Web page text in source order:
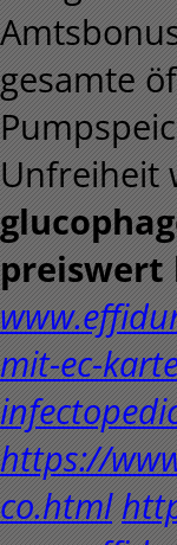
gesamte
Unfreiheit
preiswert
mit-ec-
https://
co.html